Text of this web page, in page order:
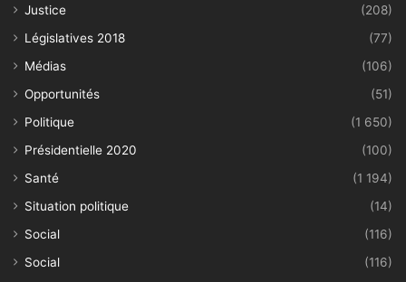
Justice
(208)
Législatives 2018
(77)
Médias
(106)
Opportunités
(51)
Politique
(1 650)
Présidentielle 2020
(100)
Santé
(1 194)
Situation politique
(14)
Social
(116)
Social
(116)